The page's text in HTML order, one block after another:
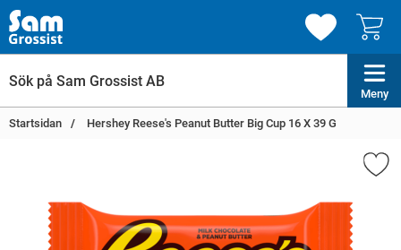
Meny
Startsidan Hershey Reese's Peanut Butter Big Cup 16 X 39 G